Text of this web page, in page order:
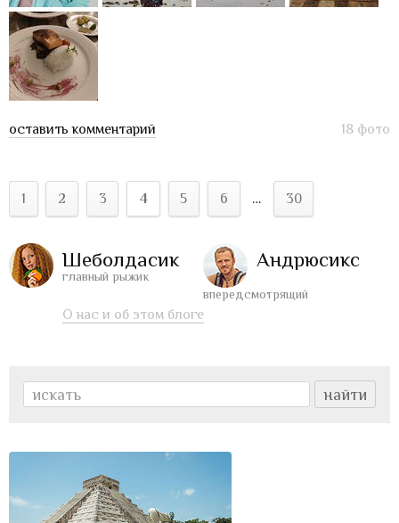
оставить комментарий 18 фото
1 2 3 4 5 6 … 30
Шеболдасик
главный рыжик
Андрюсикс
впередсмотрящий
О нас и об этом блоге